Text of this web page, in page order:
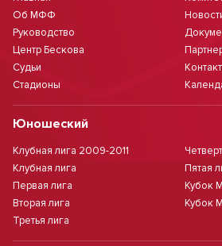
Об МФФ
Руководство
Центр Бескова
Судьи
Стадионы
Юношеский
Клубная лига 2009-2011
Клубная лига
Первая лига
Вторая лига
Третья лига
Пятая
Кубок
Кубок